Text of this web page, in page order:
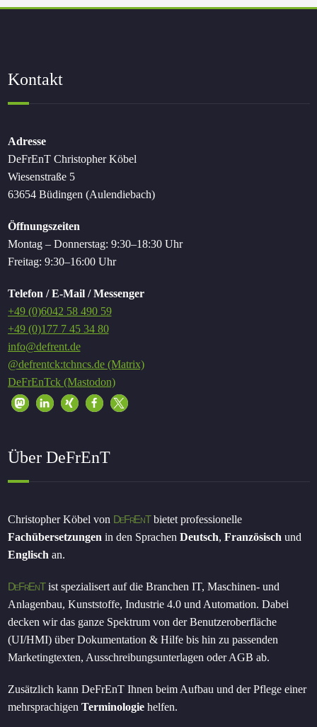
Kontakt
Adresse
DeFrEnT Christopher Köbel
Wiesenstraße 5
63654 Büdingen (Aulendiebach)
Öffnungszeiten
Montag – Donnerstag: 9:30–18:30 Uhr
Freitag: 9:30–16:00 Uhr
Telefon / E-Mail / Messenger
+49 (0)6042 58 490 59
+49 (0)177 7 45 34 80
info@defrent.de
@defrentck:tchncs.de (Matrix)
DeFrEnTck (Mastodon)
Über DeFrEnT
Christopher Köbel von DeFrEnTbietet professionelle
Fachübersetzungen in den Sprachen Deutsch, Französisch und
Englisch an.
DeFrEnTist spezialisert auf die Branchen IT, Maschinen- und
Anlagenbau, Kunststoffe, Industrie 4.0 und Automation. Dabei
decken wir das ganze Spektrum von der Benutzeroberfläche
(UI/HMI) über Dokumentation & Hilfe bis hin zu passenden
Marketingtexten, Ausschreibungsunterlagen oder AGB ab.
Zusätzlich kann DeFrEnT Ihnen beim Aufbau und der Pflege einer
mehrsprachigen Terminologiehelfen.